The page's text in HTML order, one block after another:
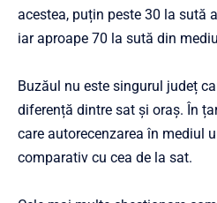
acestea, puțin peste 30 la sută
iar aproape 70 la sută din
Buzăul nu este singurul județ
diferență dintre sat și oraș. În
care autorecenzarea în mediul
comparativ cu cea de la sat.